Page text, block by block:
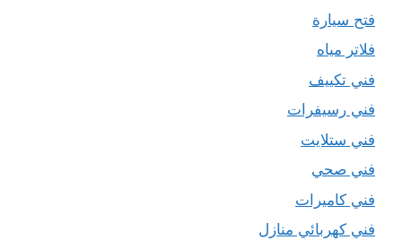
فتح سيارة
فلاتر مياه
فني تكييف
فني رسيفرات
فني ستلايت
فني صحي
فني كاميرات
فني كهربائي منازل